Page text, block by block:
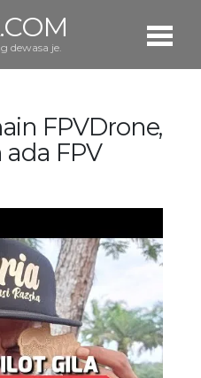
dewasa je.
FPVDrone,
ada FPV